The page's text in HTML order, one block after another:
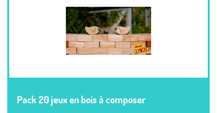
VOIR PLUS
Pack 20 jeux en bois à composer